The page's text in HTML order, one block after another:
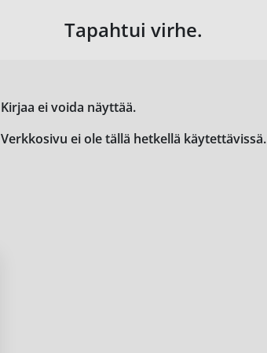
Tapahtui virhe.
Kirjaa ei voida näyttää.
Verkkosivu ei ole tällä hetkellä käytettävissä.